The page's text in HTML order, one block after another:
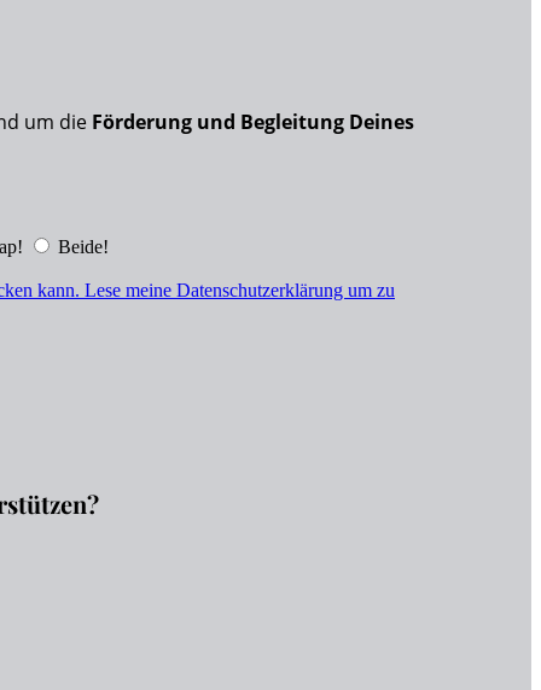
um die Förderung und Begleitung Deines
Beide!
kann. Lese meine Datenschutzerklärung um zu